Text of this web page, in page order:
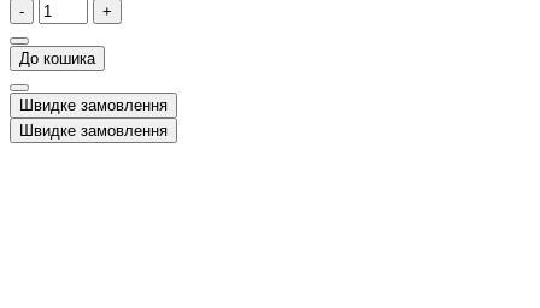
- +
До кошика
Швидке замовлення
Швидке замовлення